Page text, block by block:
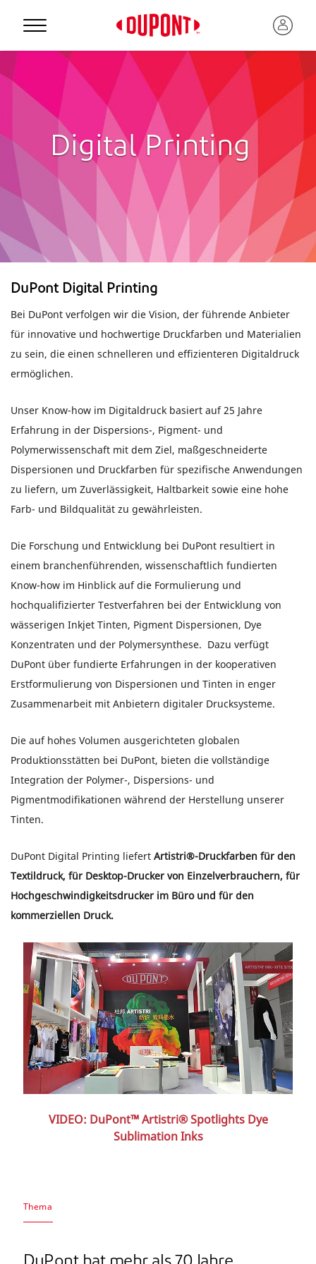
Digital Printing
DuPont Digital Printing
Bei DuPont verfolgen wir die Vision, der führende Anbieter
für innovative und hochwertige Druckfarben und Materialien
zu sein, die einen schnelleren und effizienteren Digitaldruck
ermöglichen.
Unser Know-how im Digitaldruck basiert auf 25 Jahre
Erfahrung in der Dispersions-, Pigment- und
Polymerwissenschaft mit dem Ziel, maßgeschneiderte
Dispersionen und Druckfarben für spezifische Anwendungen
zu liefern, um Zuverlässigkeit, Haltbarkeit sowie eine hohe
Farb- und Bildqualität zu gewährleisten.
Die Forschung und Entwicklung bei DuPont resultiert in
einem branchenführenden, wissenschaftlich fundierten
Know-how im Hinblick auf die Formulierung und
hochqualifizierter Testverfahren bei der Entwicklung von
wässerigen Inkjet Tinten, Pigment Dispersionen, Dye
Konzentraten und der Polymersynthese. Dazu verfügt
DuPont über fundierte Erfahrungen in der kooperativen
Erstformulierung von Dispersionen und Tinten in enger
Zusammenarbeit mit Anbietern digitaler Drucksysteme.
Die auf hohes Volumen ausgerichteten globalen
Produktionsstätten bei DuPont, bieten die vollständige
Integration der Polymer-, Dispersions- und
Pigmentmodifikationen während der Herstellung unserer
Tinten.
DuPont Digital Printing liefert Artistri®-Druckfarben für den
Textildruck, für Desktop-Drucker von Einzelverbrauchern, für
Hochgeschwindigkeitsdrucker im Büro und für den
kommerziellen Druck.
VIDEO: DuPont™ Artistri® Spotlights Dye
Sublimation Inks
Thema